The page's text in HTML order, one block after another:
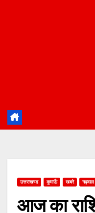
उत्तराखण्ड कुमाऊँ खबरे गढ़वाल
आज का